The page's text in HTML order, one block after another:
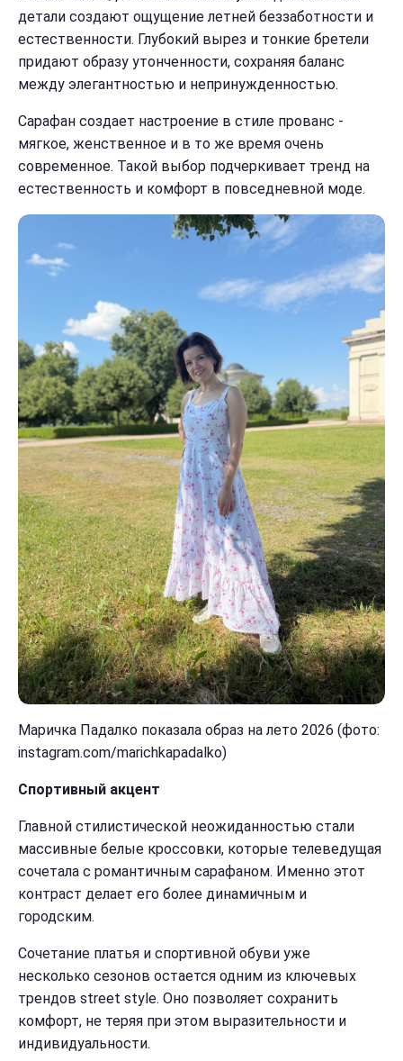
детали создают ощущение летней беззаботности и
естественности. Глубокий вырез и тонкие бретели
придают образу утонченности, сохраняя баланс
между элегантностью и непринужденностью.
Сарафан создает настроение в стиле прованс -
мягкое, женственное и в то же время очень
современное. Такой выбор подчеркивает тренд на
естественность и комфорт в повседневной моде.
Маричка Падалко показала образ на лето 2026 (фото:
instagram.com/marichkapadalko)
Спортивный акцент
Главной стилистической неожиданностью стали
массивные белые кроссовки, которые телеведущая
сочетала с романтичным сарафаном. Именно этот
контраст делает его более динамичным и
городским.
Сочетание платья и спортивной обуви уже
несколько сезонов остается одним из ключевых
трендов street style. Оно позволяет сохранить
комфорт, не теряя при этом выразительности и
индивидуальности.